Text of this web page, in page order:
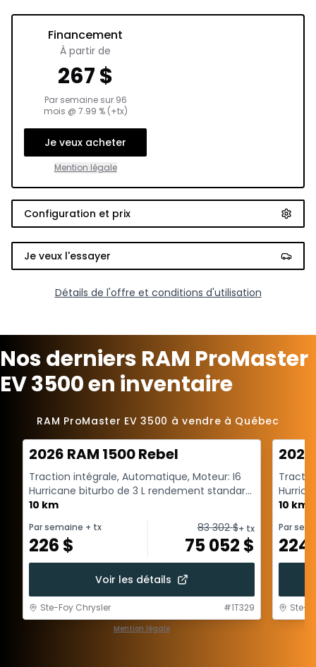
Financement
À partir de
267$
Par semaine sur 96
mois @ 7.99 % (+tx)
Je veux acheter
Mention légale
Configuration et prix
Je veux l'essayer
Détails de l'offre et conditions d'utilisation
Nos derniers RAM ProMaster
EV 3500 en inventaire
RAM ProMaster EV 3500 à vendre à Québec
2026 RAM 1500 Rebel
Traction intégrale, Automatique, Moteur: I6
Hurricane biturbo de 3 L rendement standard
avec arrêt a...
10 km
Par semaine + tx
226 $
83 302$+ tx
75 052 $
Voir les détails
Ste-Foy Chrysler #1T329
Mention légale
avec
10 km
Par
224
Ste-